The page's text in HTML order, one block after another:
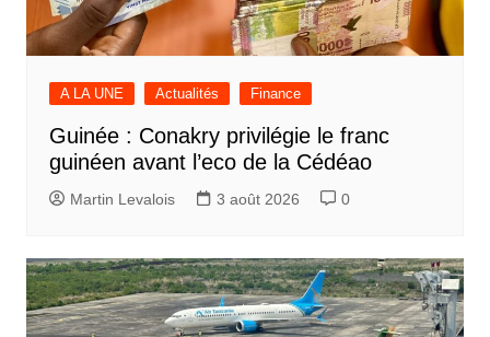
A LA UNE Actualités Finance
Guinée : Conakry privilégie le franc
guinéen avant l’eco de la Cédéao
Martin Levalois 3 août 2026 0